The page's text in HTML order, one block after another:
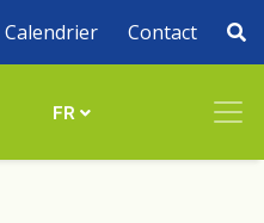
Calendrier Contact
FR